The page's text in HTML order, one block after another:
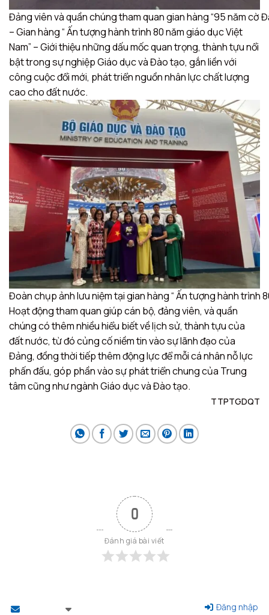
Đảng viên và quần chúng tham quan gian hàng “95 năm cờ
– Gian hàng “ Ấn tượng hành trình 80 năm giáo dục Việt
Nam” – Giới thiệu những dấu mốc quan trọng, thành tựu nổi
bật trong sự nghiệp Giáo dục và Đào tạo, gắn liền với
công cuộc đổi mới, phát triển nguồn nhân lực chất lượng
cao cho đất nước.
Đoàn chụp ảnh lưu niệm tại gian hàng “ Ấn tượng hành trình
Hoạt động tham quan giúp cán bộ, đảng viên, và quần
chúng có thêm nhiều hiểu biết về lịch sử, thành tựu của
đất nước, từ đó củng cố niềm tin vào sự lãnh đạo của
Đảng, đồng thời tiếp thêm động lực để mỗi cá nhân nỗ lực
phấn đấu, góp phần vào sự phát triển chung của Trung
tâm cũng như ngành Giáo dục và Đào tạo.
TTPTGDQT
0
Đánh giá bài viết
Đăng nhập